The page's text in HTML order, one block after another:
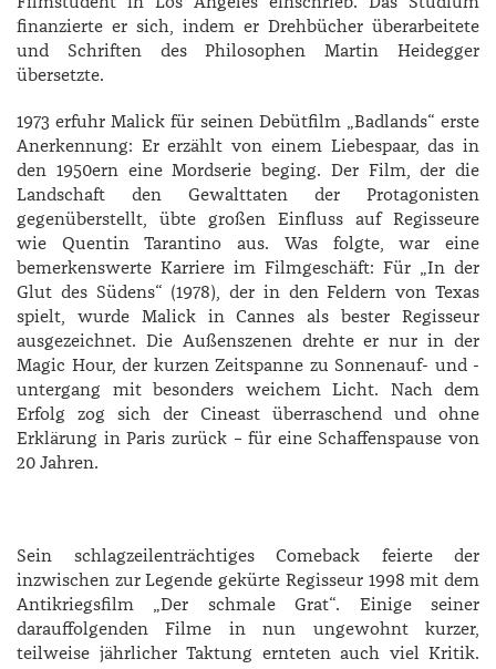
finanzierte er sich, indem er Drehbücher überarbeitete
und Schriften des Philosophen ­Martin ­Heidegger
übersetzte.
1973 erfuhr Malick für seinen Debütfilm „Badlands“ erste
Anerkennung: Er erzählt von einem Liebespaar, das in
den 1950ern eine Mordserie beging. Der Film, der die
Landschaft den Gewalttaten der Protagonisten
gegenüberstellt, übte großen Einfluss auf Regisseure
wie ­QuentinTarantino aus. Was folgte, war eine
bemerkenswerte Karriere im Filmgeschäft: Für „In der
Glut des Südens“ (1978), der in den Feldern von Texas
spielt, wurde Malick in Cannes als bester Regisseur
ausgezeichnet. Die Außenszenen drehte er nur in der
Magic Hour, der kurzen Zeitspanne zu ­Sonnenauf- und -
untergang mit besonders weichem Licht. Nach dem
Erfolg zog sich der Cineast überraschend und ohne
Erklärung in Paris zurück – für eine Schaffenspause von
20 Jahren.
Sein schlagzeilenträchtiges Comeback feierte der
inzwischen zur Legende gekürte Regisseur 1998 mit dem
Antikriegsfilm „Der schmale Grat“. Einige seiner
darauffolgenden Filme in nun ungewohnt kurzer,
teilweise jährlicher Taktung ernteten auch viel Kritik.